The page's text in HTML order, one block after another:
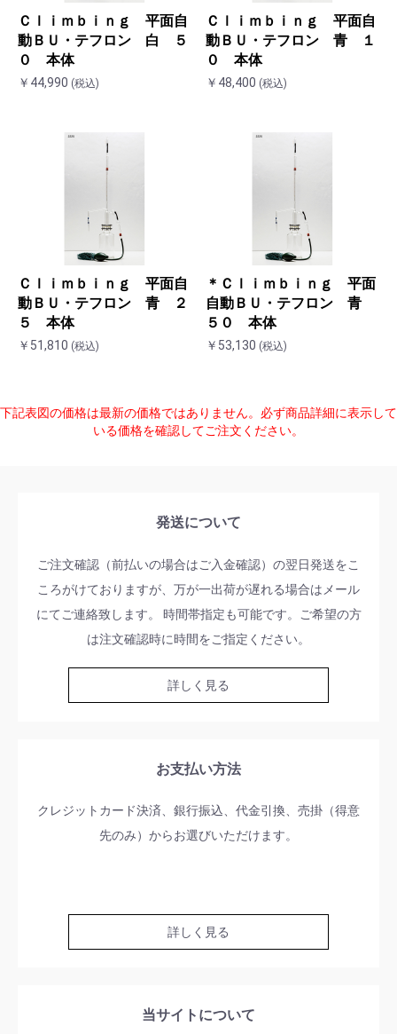
Ｃｌｉｍｂｉｎｇ 平面自
動ＢＵ・テフロン 白 ５
０ 本体
￥44,990 (税込)
Ｃｌｉｍｂｉｎｇ 平面自
動ＢＵ・テフロン 青 １
０ 本体
￥48,400 (税込)
Ｃｌｉｍｂｉｎｇ 平面自
動ＢＵ・テフロン 青 ２
５ 本体
￥51,810 (税込)
＊Ｃｌｉｍｂｉｎｇ 平面
自動ＢＵ・テフロン 青
５０ 本体
￥53,130 (税込)
お買い物を続ける カートへ進む
下記表図の価格は最新の価格ではありません。必ず商品詳細に表示して
いる価格を確認してご注文ください。
発送について
ご注文確認（前払いの場合はご入金確認）の翌日発送をこ
ころがけておりますが、万が一出荷が遅れる場合はメール
にてご連絡致します。 時間帯指定も可能です。ご希望の方
は注文確認時に時間をご指定ください。
詳しく見る
お支払い方法
クレジットカード決済、銀行振込、代金引換、売掛（得意
先のみ）からお選びいただけます。
詳しく見る
当サイトについて